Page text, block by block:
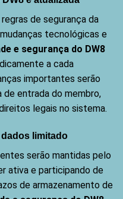
de segurança da
tecnológicas e
e segurança do DW8
a cada
importantes serão
entrada do membro,
legais no sistema.
limitado
serão mantidas pelo
ativa e participando de
de armazenamento de